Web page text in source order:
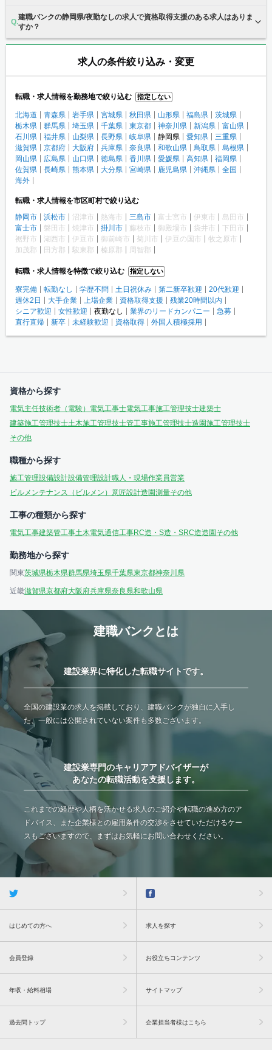
建職バンクの静岡県/夜勤なしの求人で資格取得支援のある求人はありま
すか？
求人の条件絞り込み・変更
転職・求人情報を勤務地で絞り込む 指定しない
北海道 青森県 岩手県 宮城県 秋田県 山形県 福島県
茨城県
栃木県
群馬県 埼玉県 千葉県 東京都 神奈川県 新潟県
富山県
石川県
福井県 山梨県 長野県 岐阜県 静岡県 愛知県
三重県
滋賀県
京都府 大阪府 兵庫県 奈良県 和歌山県 鳥取県
島根県
岡山県
広島県 山口県 徳島県 香川県 愛媛県 高知県
福岡県
佐賀県
長崎県 熊本県 大分県 宮崎県 鹿児島県 沖縄県
全国
海外
転職・求人情報を市区町村で絞り込む
静岡市
浜松市 沼津市 熱海市 三島市 富士宮市 伊東市
島田市
富士市
磐田市 焼津市 掛川市 藤枝市 御殿場市 袋井市
下田市
裾野市
湖西市 伊豆市 御前崎市 菊川市 伊豆の国市
牧之原市
加茂郡
田方郡 駿東郡 榛原郡 周智郡
転職・求人情報を特徴で絞り込む 指定しない
寮完備 転勤なし 学歴不問 土日祝休み 第二新卒歓迎
20代歓迎
週休2日
大手企業 上場企業 資格取得支援
残業20時間以内
シニア歓迎
女性歓迎 夜勤なし 業界のリードカンパニー
急募
直行直帰
新卒 未経験歓迎 資格取得 外国人積極採用
資格から探す
電気主任技術者（電験） 電気工事士電気工事施工管理技士建築士
建築施工管理技士土木施工管理技士管工事施工管理技士造園施工管理技士
その他
職種から探す
施工管理設備設計設備管理設計職人・現場作業員営業
ビルメンテナンス（ビルメン） 意匠設計造園測量その他
工事の種類から探す
電気工事建築管工事土木電気通信工事RC造・S造・SRC造造園 その他
勤務地から探す
関東茨城県栃木県群馬県埼玉県千葉県東京都神奈川県
近畿滋賀県京都府大阪府兵庫県奈良県和歌山県
建職バンクとは
建設業界に特化した転職サイトです。
全国の建設業の求人を掲載しており、建職バンクが独自に入手し
た、一般には公開されていない案件も多数ございます。
建設業専門のキャリアアドバイザーが
あなたの転職活動を支援します。
これまでの経歴や人柄を活かせる求人のご紹介や転職の進め方のア
ドバイス、また企業様との雇用条件の交渉をさせていただけるケー
スもございますので、まずはお気軽にお問い合わせください。
はじめての方へ 求人を探す
会員登録 お役立ちコンテンツ
年収・給料相場 サイトマップ
過去問トップ 企業担当者様はこちら